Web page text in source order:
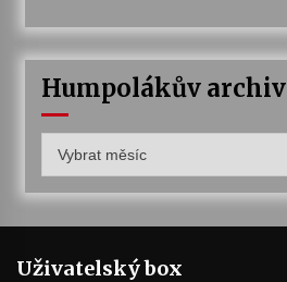
Humpolákův archiv
archiv
Uživatelský box